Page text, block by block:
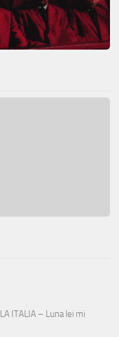
ITALIA – Luna lei mi